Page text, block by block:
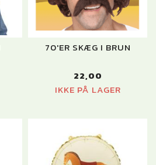
70'ER SKÆG I BRUN
22,00
IKKE PÅ LAGER